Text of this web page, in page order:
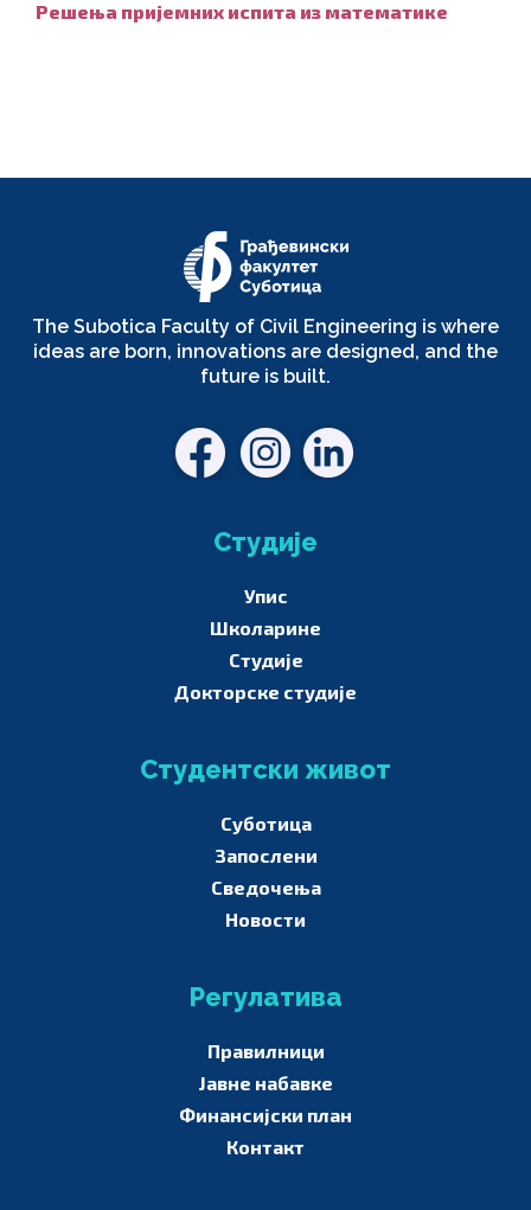
Решења пријемних испита из математике
The Subotica Faculty of Civil Engineering is where
ideas are born, innovations are designed, and the
future is built.
Студије
Упис
Школарине
Студије
Докторске студије
Студентски живот
Суботица
Запослени
Сведочења
Новости
Регулатива
Правилници
Јавне набавке
Финансијски план
Контакт